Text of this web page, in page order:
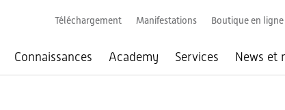
Connaissances Academy Services News et
Téléchargement Manifestations Boutique en ligne